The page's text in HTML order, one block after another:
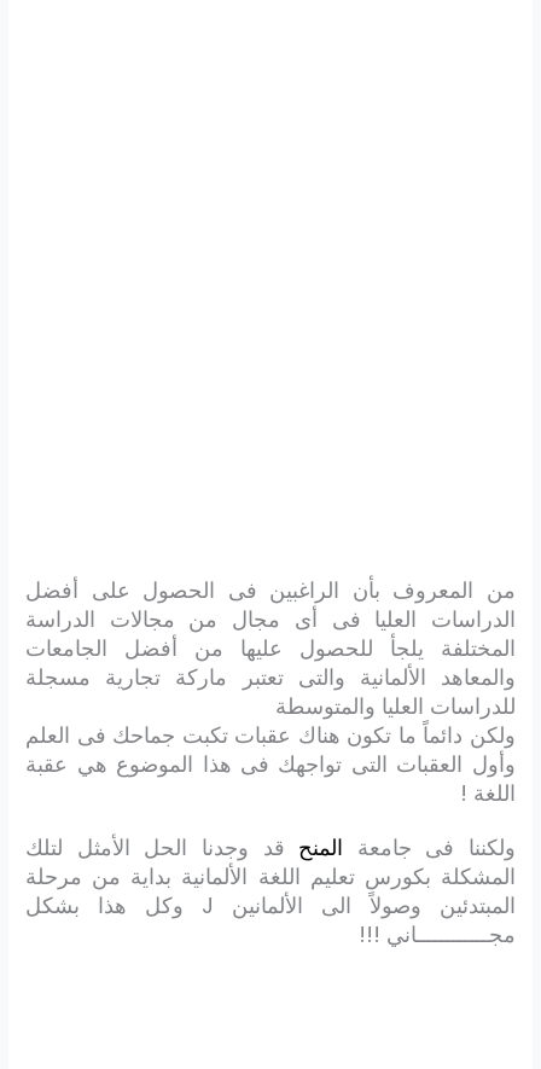
من المعروف بأن الراغبين فى الحصول على أفضل
الدراسات العليا فى أى مجال من مجالات الدراسة
المختلفة يلجأ للحصول عليها من أفضل الجامعات
والمعاهد الألمانية والتى تعتبر ماركة تجارية مسجلة
للدراسات العليا والمتوسطة
ولكن دائماً ما تكون هناك عقبات تكبت جماحك فى العلم
وأول العقبات التى تواجهك فى هذا الموضوع هي عقبة
اللغة !
ولكننا فى جامعة المنح قد وجدنا الحل الأمثل لتلك
المشكلة بكورس تعليم اللغة الألمانية بداية من مرحلة
المبتدئين وصولاً الى الألمانين J وكل هذا بشكل
مجــــــــــــاني !!!